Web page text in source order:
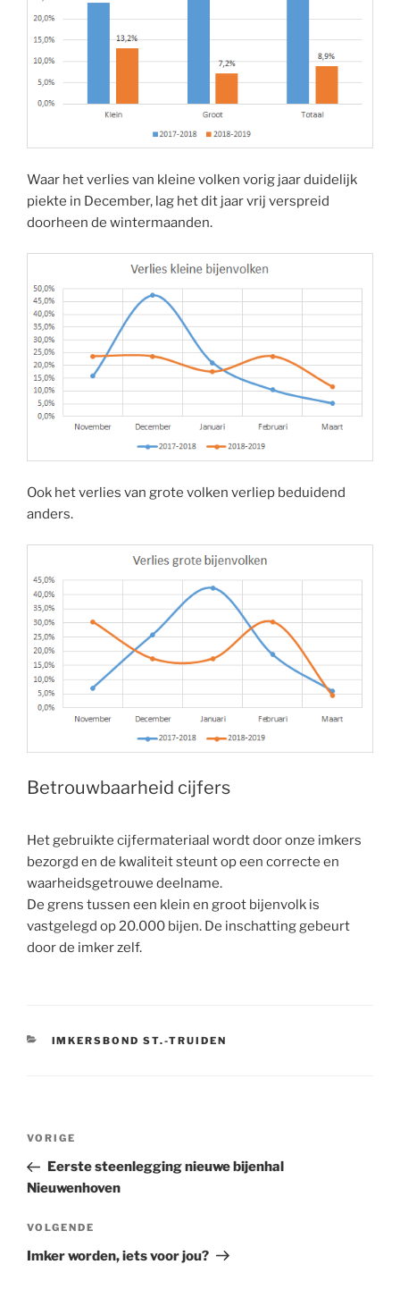
Waar het verlies van kleine volken vorig jaar duidelijk
piekte in December, lag het dit jaar vrij verspreid
doorheen de wintermaanden.
Ook het verlies van grote volken verliep beduidend
anders.
Betrouwbaarheid cijfers
Het gebruikte cijfermateriaal wordt door onze imkers
bezorgd en de kwaliteit steunt op een correcte en
waarheidsgetrouwe deelname.
De grens tussen een klein en groot bijenvolk is
vastgelegd op 20.000 bijen. De inschatting gebeurt
door de imker zelf.
CATEGORIEËN
IMKERSBOND ST.-TRUIDEN
Bericht
Vorig
bericht
VORIGE
Eerste steenlegging nieuwe bijenhal
Nieuwenhoven
Volgend
bericht
VOLGENDE
Imker worden, iets voor jou?